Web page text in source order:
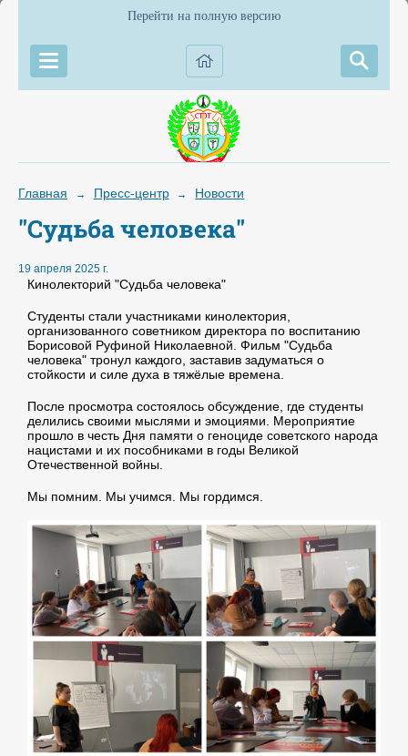
Перейти на полную версию
Главная → Пресс-центр → Новости
"Судьба человека"
19 апреля 2025 г.
Кинолекторий "Судьба человека"
Студенты стали участниками кинолектория,
организованного советником директора по воспитанию
Борисовой Руфиной Николаевной. Фильм "Судьба
человека" тронул каждого, заставив задуматься о
стойкости и силе духа в тяжёлые времена.
После просмотра состоялось обсуждение, где студенты
делились своими мыслями и эмоциями. Мероприятие
прошло в честь Дня памяти о геноциде советского народа
нацистами и их пособниками в годы Великой
Отечественной войны.
Мы помним. Мы учимся. Мы гордимся.